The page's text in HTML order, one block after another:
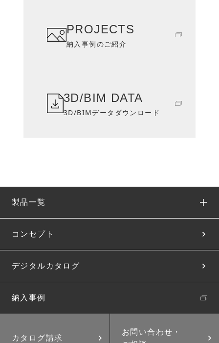
PROJECTS
納入事例のご紹介
3D/BIM DATA
3D/BIMデータダウンロード
製品一覧
コンセプト
デジタルカタログ
納入事例
カタログ請求
お問い合わせ・